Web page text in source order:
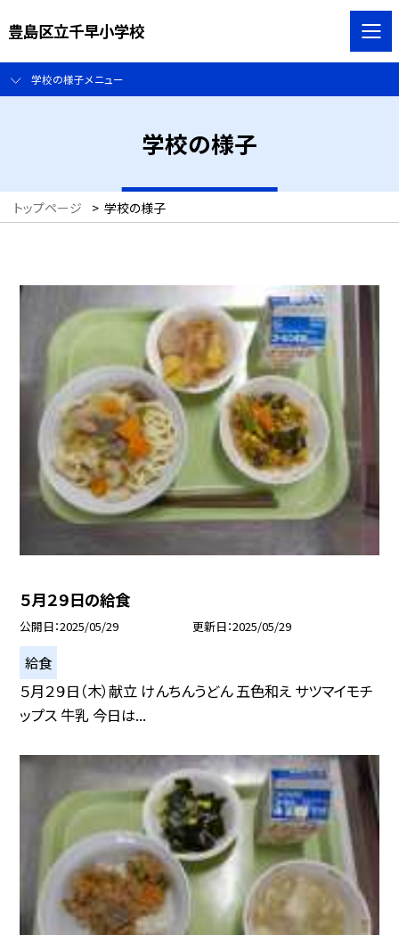
豊島区立千早小学校
学校の様子メニュー
学校の様子
トップページ > 学校の様子
５月２９日の給食
公開日 2025/05/29 更新日 2025/05/29
給食
５月２９日（木）献立 けんちんうどん 五色和え サツマイモチ
ップス 牛乳 今日は...